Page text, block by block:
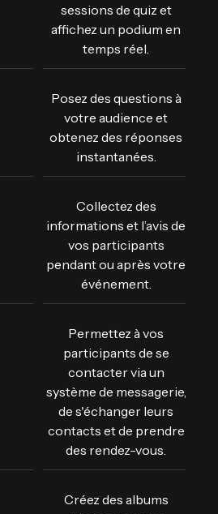
sessions de quiz et
affichez un podium en
temps réel.
Posez des questions à
votre audience et
obtenez des réponses
instantanées.
Collectez des
informations et l’avis de
vos participants
pendant ou après votre
événement.
Permettez à vos
participants de se
contacter via un
système de messagerie,
de s'échanger leurs
contacts et de prendre
des rendez-vous.
Créez des albums